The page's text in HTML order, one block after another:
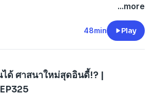
...more
48min Play
ด้ ศาสนาใหม่สุดอินดี้!? |